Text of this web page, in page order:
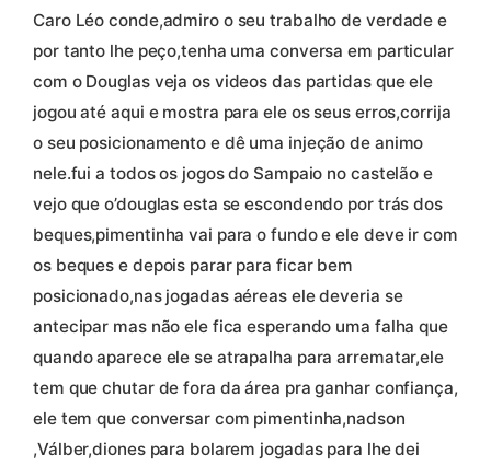
Caro Léo conde,admiro o seu trabalho de verdade e
por tanto lhe peço,tenha uma conversa em particular
com o Douglas veja os videos das partidas que ele
jogou até aqui e mostra para ele os seus erros,corrija
o seu posicionamento e dê uma injeção de animo
nele.fui a todos os jogos do Sampaio no castelão e
vejo que o’douglas esta se escondendo por trás dos
beques,pimentinha vai para o fundo e ele deve ir com
os beques e depois parar para ficar bem
posicionado,nas jogadas aéreas ele deveria se
antecipar mas não ele fica esperando uma falha que
quando aparece ele se atrapalha para arrematar,ele
tem que chutar de fora da área pra ganhar confiança,
ele tem que conversar com pimentinha,nadson
,Válber,diones para bolarem jogadas para lhe dei